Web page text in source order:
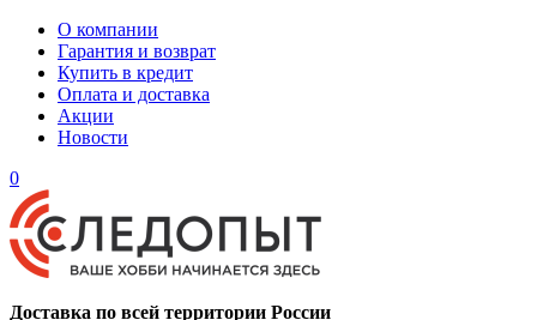
О компании
Гарантия и возврат
Купить в кредит
Оплата и доставка
Акции
Новости
0
Доставка по всей территории России